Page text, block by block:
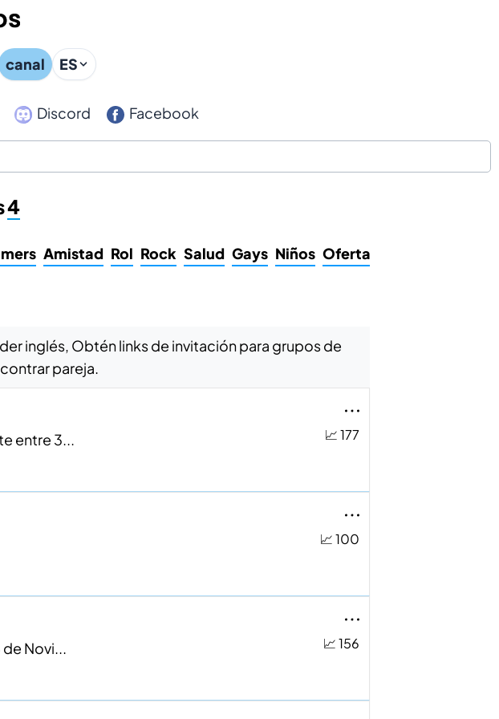
canal ES
Discord Facebook
4
Amistad Rol Rock Salud Gays Niños Ofertas
inglés, Obtén links de invitación para grupos de
pareja.
📈 177
entre 3...
📈 100
📈 156
Novi...